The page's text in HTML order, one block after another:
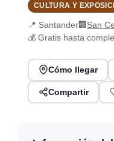
CULTURA Y
📍 Santander🏢San
💰 Gratis hasta
Cómo llegar
Compartir